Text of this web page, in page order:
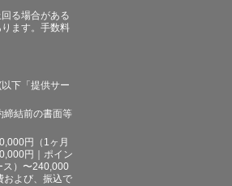
る場合がある
ます。手数料
下「提供サー
締結前の書面等
円（1ヶ月
円｜ポイン
ス）〜240,000
および、振込で